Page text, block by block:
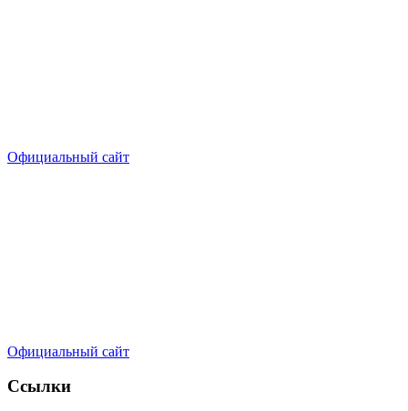
Официальный сайт
Официальный сайт
Ссылки